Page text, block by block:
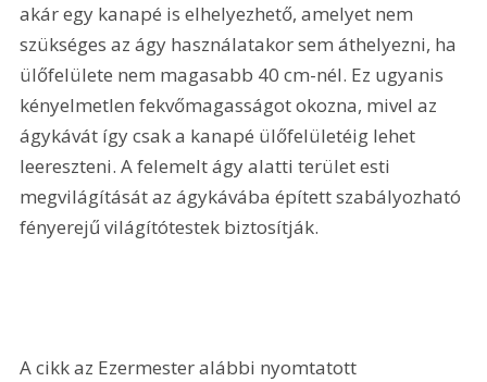
akár egy kanapé is elhelyezhető, amelyet nem
szükséges az ágy használatakor sem áthelyezni, ha
ülőfelülete nem magasabb 40 cm-nél. Ez ugyanis
kényelmetlen fekvőmagasságot okozna, mivel az
ágykávát így csak a kanapé ülőfelületéig lehet
leereszteni. A felemelt ágy alatti terület esti
megvilágítását az ágykávába épített szabályozható
fényerejű világítótestek biztosítják.
A cikk az Ezermester alábbi nyomtatott